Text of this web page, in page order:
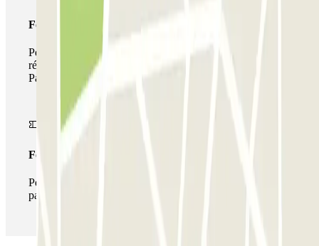
Forfait de stationnement multiple
Pendant votre séjour, vous pouvez utiliser l'ensemble du
réseau de parkings de cet opérateur disponible sur
Parclick.
Forfait illimité
Pendant votre séjour, vous pouvez entrer et sortir du
parking aussi souvent que vous le souhaitez.